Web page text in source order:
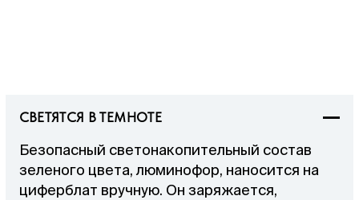
СВЕТЯТСЯ В ТЕМНОТЕ
Безопасный светонакопительный состав
зеленого цвета, люминофор, наносится на
циферблат вручную. Он заряжается,